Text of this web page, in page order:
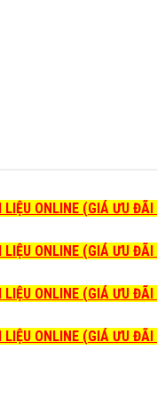
ONLINE (GIÁ ƯU
ONLINE (GIÁ ƯU
ONLINE (GIÁ ƯU
ONLINE (GIÁ ƯU